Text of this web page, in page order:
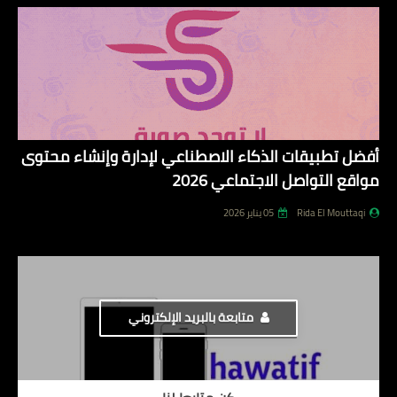
أفضل تطبيقات الذكاء الاصطناعي لإدارة وإنشاء محتوى
مواقع التواصل الاجتماعي 2026
Rida El Mouttaqi 05 يناير 2026
متابعة بالبريد الإلكتروني